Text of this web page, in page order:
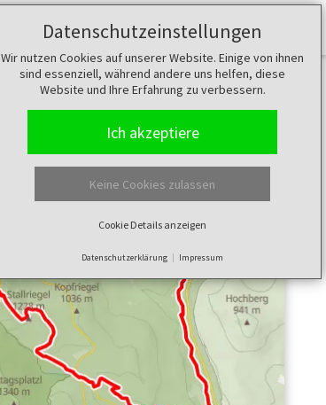
Datenschutzeinstellungen
Wir nutzen Cookies auf unserer Website. Einige von ihnen
sind essenziell, während andere uns helfen, diese
Website und Ihre Erfahrung zu verbessern.
Ich akzeptiere
Keine Cookies zulassen
Cookie Details anzeigen
Datenschutzerklärung Impressum
Merkzettel ( 0 )